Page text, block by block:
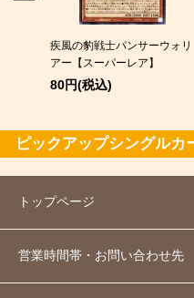
疾風の豹戦士パンサーウォリ
アー【スーパーレア】
80円(税込)
ピックアップシングルカ
トップページ
営業時間帯・お問い合わせ先